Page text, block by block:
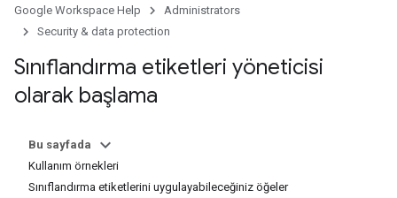
Google Workspace Help
Administrators
Security & data protection
Sınıflandırma etiketleri yöneticisi
olarak başlama
Bu sayfada
Kullanım örnekleri
Sınıflandırma etiketlerini uygulayabileceğiniz öğeler